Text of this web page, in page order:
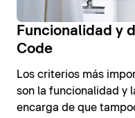
Funcionalidad y
Code
Los criterios más
son la funcionalidad y
encarga de que